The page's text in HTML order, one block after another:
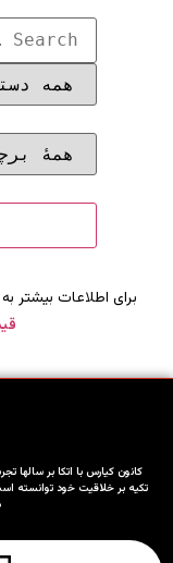
برای اطلاعات بیشتر
کانون کیارس با اتکا بر سالها